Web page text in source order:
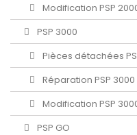
Modification PSP
PSP 3000
Pièces détachées
Réparation PSP 3000
Modification PSP
PSP GO